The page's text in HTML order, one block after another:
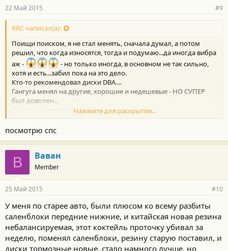
н
о
с
и
:
22 Май 2015 #9
RRC написал(а):
Поищи поиском, я не стал менять, сначала думал, а потом
решил, что когда износятся, тогда и подумаю...да иногда вибра
аж -
- но только иногда, в основном не так сильно,
хотя и есть...забил пока на это дело.
Кто-то рекомендовал диски DBA....
Гангуга менял на другие, хорошие и недешевые - НО СУПЕР
был доволен...
Вот на что поменял
http://highlander-autoclub.ru/forum/index.php?threads/
Легендарные-Тормоза-power-stop-теперь-И-В-России-
официально.6699/page-3#post-145605
Вот его впечатления:
autoclub.ru/forum/index.php?threads/Легендарные-Тормоза-
power-stop-теперь-И-В-России-официально.6699/page-4#post-
154582
Нажмите для раскрытия...
посмотрю спс
В Ваван
Member
25 Май 2015 #10
У меня по старее авто, были плюсом ко всему разбиты
саленблоки передние нижние, и китайская новая резина
небалансируемая, этот коктейль проточку убивал за
неделю, поменял саленблоки, резину старую поставил, и
диски тормозные новые, стало намного лучше, но